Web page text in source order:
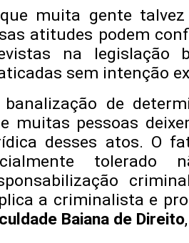
muita gente
atitudes podem
na legislação
sem intenção
banalização de
muitas pessoas
desses atos. O
tolerado
a criminalista e
Baiana de Direito